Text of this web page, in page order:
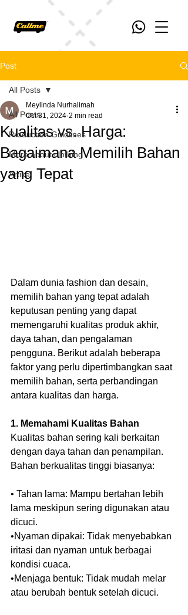
Post
All Posts
Production Guidlines
More about clothing
Artikel
All Posts
Kualitas vs. Harga:
Bagaimana Memilih Bahan
yang Tepat
Meylinda Nurhalimah
Oct 31, 2024 2 min read
Dalam dunia fashion dan desain,
memilih bahan yang tepat adalah
keputusan penting yang dapat
memengaruhi kualitas produk akhir,
daya tahan, dan pengalaman
pengguna. Berikut adalah beberapa
faktor yang perlu dipertimbangkan saat
memilih bahan, serta perbandingan
antara kualitas dan harga.
1. Memahami Kualitas Bahan
Kualitas bahan sering kali berkaitan
dengan daya tahan dan penampilan.
Bahan berkualitas tinggi biasanya:
• Tahan lama: Mampu bertahan lebih
lama meskipun sering digunakan atau
dicuci.
•Nyaman dipakai: Tidak menyebabkan
iritasi dan nyaman untuk berbagai
kondisi cuaca.
•Menjaga bentuk: Tidak mudah melar
atau berubah bentuk setelah dicuci.